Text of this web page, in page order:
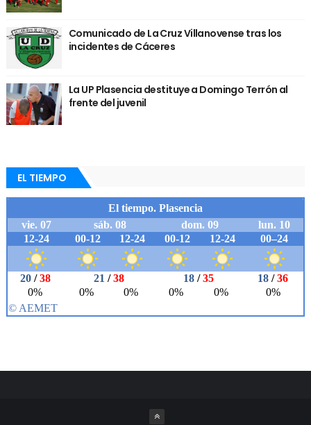
Comunicado de La Cruz Villanovense tras los
incidentes de Cáceres
La UP Plasencia destituye a Domingo Terrón al
frente del juvenil
EL TIEMPO